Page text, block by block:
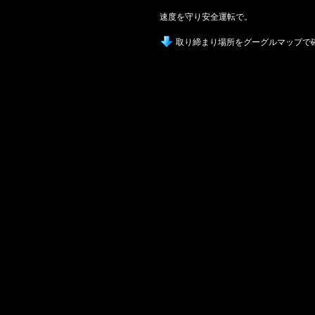
速度を守り安全運転で。
取り締まり場所をグーグルマップで